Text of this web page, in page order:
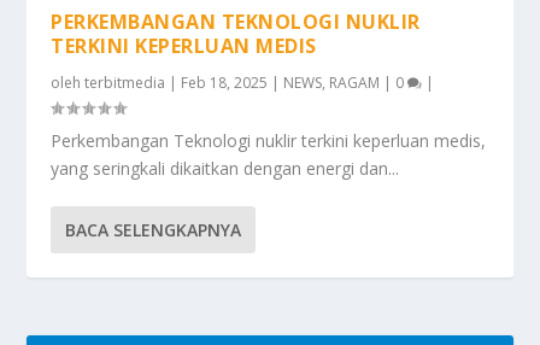
PERKEMBANGAN TEKNOLOGI NUKLIR
TERKINI KEPERLUAN MEDIS
olehterbitmedia | Feb 18, 2025 | NEWS, RAGAM | 0 |
Perkembangan Teknologi nuklir terkini keperluan medis,
yang seringkali dikaitkan dengan energi dan...
BACA SELENGKAPNYA